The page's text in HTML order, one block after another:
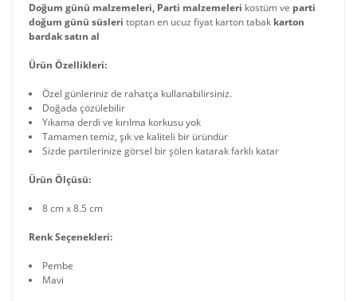
Doğum günü malzemeleri, Parti malzemeleri kostüm ve parti
doğum günü süsleri toptan en ucuz fiyat karton tabak karton
bardak satın al
Ürün Özellikleri:
Özel günleriniz de rahatça kullanabilirsiniz.
Doğada çözülebilir
Yıkama derdi ve kırılma korkusu yok
Tamamen temiz, şık ve kaliteli bir üründür
Sizde partilerinize görsel bir şölen katarak farklı katar
Ürün Ölçüsü:
8 cm x 8.5 cm
Renk Seçenekleri:
Pembe
Mavi